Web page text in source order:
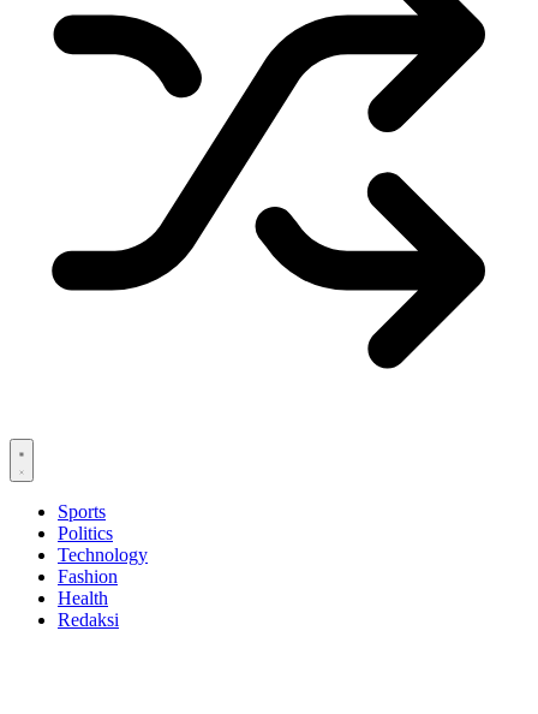
Sports
Politics
Technology
Fashion
Health
Redaksi